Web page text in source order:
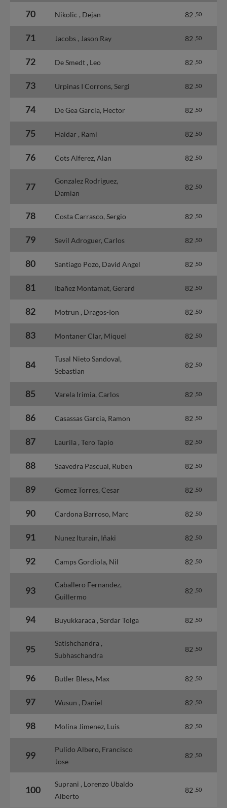
70 Nikolic , Dejan 82 ,50
71 Jacobs , Jason Ray 82 ,50
72 De Smedt , Leo 82 ,50
73 Urpinas I Corrons, Sergi 82 ,50
74 De Gea Garcia, Hector 82 ,50
75 Haidar , Rami 82 ,50
76 Cots Alferez, Alan 82 ,50
77
Gonzalez Rodriguez,
Damian
82 ,50
78 Costa Carrasco, Sergio 82 ,50
79 Sevil Adroguer, Carlos 82 ,50
80 Santiago Pozo, David Angel 82 ,50
81 Ibañez Montamat, Gerard 82 ,50
82 Motrun , Dragos-Ion 82 ,50
83 Montaner Clar, Miquel 82 ,50
84
Tusal Nieto Sandoval,
Sebastian
82 ,50
85 Varela Irimia, Carlos 82 ,50
86 Casassas Garcia, Ramon 82 ,50
87 Laurila , Tero Tapio 82 ,50
88 Saavedra Pascual, Ruben 82 ,50
89 Gomez Torres, Cesar 82 ,50
90 Cardona Barroso, Marc 82 ,50
91 Nunez Iturain, Iñaki 82 ,50
92 Camps Gordiola, Nil 82 ,50
93
Caballero Fernandez,
Guillermo
82 ,50
94 Buyukkaraca , Serdar Tolga 82 ,50
95
Satishchandra ,
Subhaschandra
82 ,50
96 Butler Blesa, Max 82 ,50
97 Wusun , Daniel 82 ,50
98 Molina Jimenez, Luis 82 ,50
99
Pulido Albero, Francisco
Jose
82 ,50
100
Suprani , Lorenzo Ubaldo
Alberto
82 ,50